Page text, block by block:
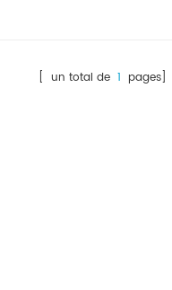
[ un total de1 pages]